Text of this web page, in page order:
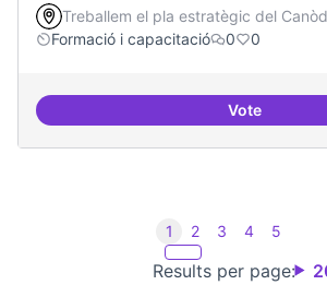
Treballem el pla estratègic del
Formació i capacitació
0 0
Vote
Results per page:
1 2 3 4 5